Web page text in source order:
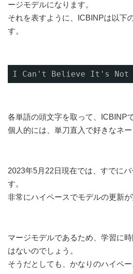
ージモデルになります。
それを表すように、ICBINPは以下
す。
I Can't Believe It's Not
各単語の頭文字を取って、ICBINPで
個人的には、単刀直入で好きなネー
2023年5月22日現在では、すでに
す。
非常にハイペースでモデルの更新が
マージモデルであるため、学習に
はないのでしょう。
そうだとしても、かなりのハイペー